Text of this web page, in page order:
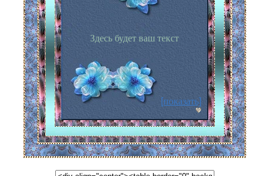
Здесь будет ваш текст
[показать]